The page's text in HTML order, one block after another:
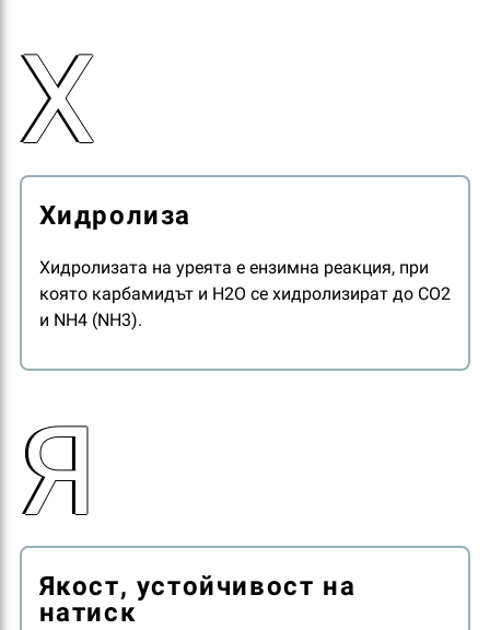
фракция в торбата се увеличава драстично.
Премиум торовете обикновено съдържат гранули
с кръгла форма.
Х
Хидролиза
Хидролизата на уреята е ензимна реакция, при
която карбамидът и H2O се хидролизират до CO2
и NH4 (NH3).
Я
Якост, устойчивост на
натиск